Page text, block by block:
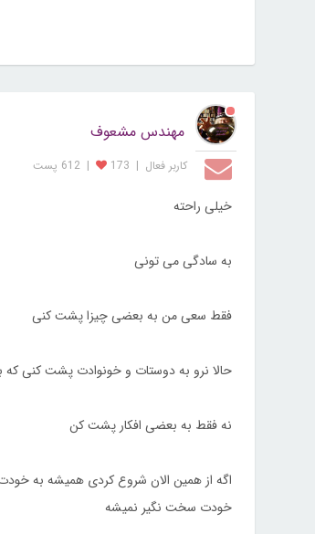
مهندس مشعوف
کاربر فعال |
173
| 612 پست
خیلی راحته
به سادگی می تونی
فقط سعی من به بعضی چیزا پشت کنی
حالا نرو به دوستات و خونوادت پشت کنی
نه فقط به بعضی افکار پشت کن
اگه از همین الان شروع کردی همیشه به
خودت سخت نگیر نمیشه